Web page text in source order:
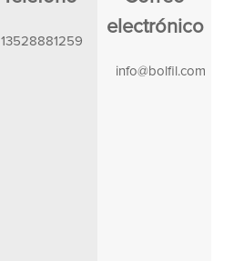
13528881259
electrónico
info@bolfil.com